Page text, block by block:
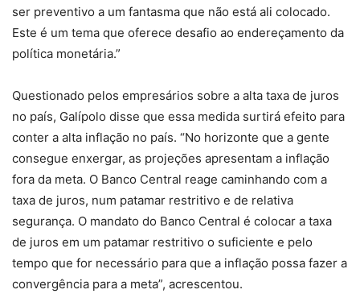
ser preventivo a um fantasma que não está ali colocado.
Este é um tema que oferece desafio ao endereçamento da
política monetária.”
Questionado pelos empresários sobre a alta taxa de juros
no país, Galípolo disse que essa medida surtirá efeito para
conter a alta inflação no país. “No horizonte que a gente
consegue enxergar, as projeções apresentam a inflação
fora da meta. O Banco Central reage caminhando com a
taxa de juros, num patamar restritivo e de relativa
segurança. O mandato do Banco Central é colocar a taxa
de juros em um patamar restritivo o suficiente e pelo
tempo que for necessário para que a inflação possa fazer a
convergência para a meta”, acrescentou.